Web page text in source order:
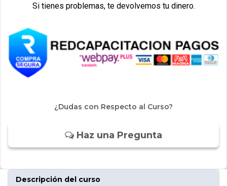
Si tienes problemas, te devolvemos tu dinero.
¿Dudas con Respecto al Curso?
Haz una Pregunta
Descripción del curso